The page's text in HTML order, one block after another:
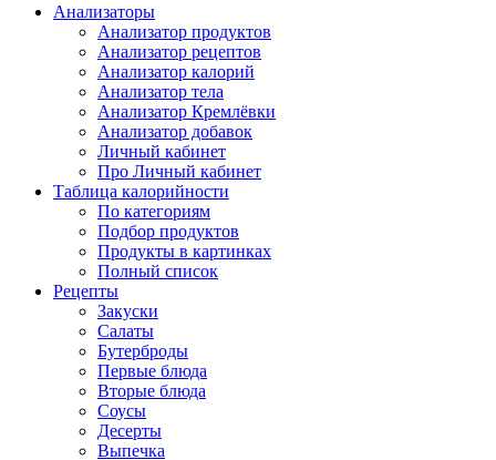
Анализаторы
Анализатор продуктов
Анализатор рецептов
Анализатор калорий
Анализатор тела
Анализатор Кремлёвки
Анализатор добавок
Личный кабинет
Про Личный кабинет
Таблица калорийности
По категориям
Подбор продуктов
Продукты в картинках
Полный список
Рецепты
Закуски
Салаты
Бутерброды
Первые блюда
Вторые блюда
Соусы
Десерты
Выпечка